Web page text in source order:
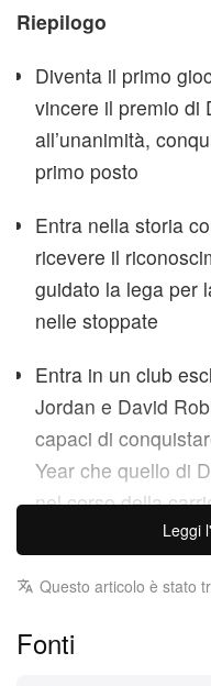
Riepilogo
Diventa il primo
vincere il premio di
all’unanimità,
primo posto
Entra nella storia
ricevere il
guidato la lega per
nelle stoppate
Entra in un club
Jordan e David
capaci di
Year che quello di
nel corso della
La superstar dei San
Wembanyama
Defensive Player of
Leggi
Questo articolo è stato
Fonti